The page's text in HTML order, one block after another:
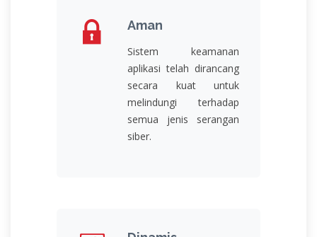
Aman
Sistem keamanan
aplikasi telah dirancang
secara kuat untuk
melindungi terhadap
semua jenis serangan
siber.